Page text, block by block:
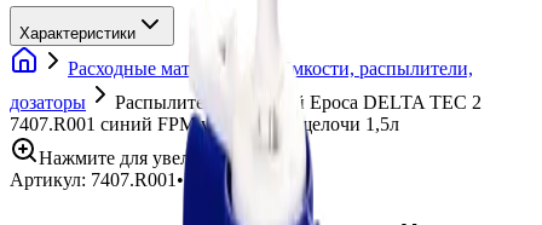
Характеристики
Расходные материалы
Емкости, распылители,
дозаторы
Распылитель накачной Epoca DELTA TEC 2
7407.R001 синий FPM устойчив к щелочи 1,5л
Нажмите для увеличения
Артикул: 7407.R001 •Бренд: